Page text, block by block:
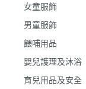
女童服飾
男童服飾
餵哺用品
嬰兒護理及沐浴
育兒用品及安全